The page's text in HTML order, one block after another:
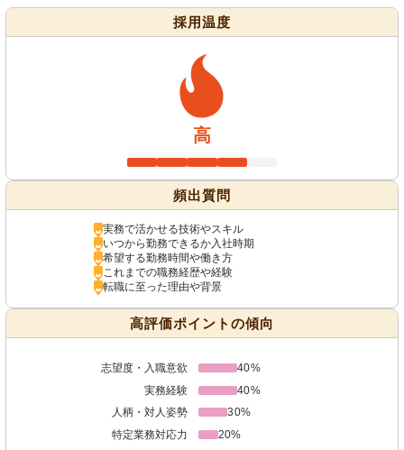
採用温度
高
頻出質問
実務で活かせる技術やスキル
いつから勤務できるか入社時期
希望する勤務時間や働き方
これまでの職務経歴や経験
転職に至った理由や背景
高評価ポイントの傾向
志望度・入職意欲
40%
実務経験
40%
人柄・対人姿勢
30%
特定業務対応力
20%